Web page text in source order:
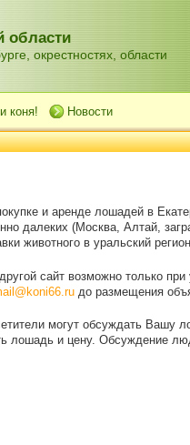
области
окрестностях, области
коня! Новости
и аренде лошадей в
далеких (Москва, Алтай,
животного в уральский регион.
сайт возможно только
до размещения
могут обсуждать
лошадь и цену. Обсуждение